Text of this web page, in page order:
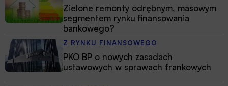
Zielone remonty odrębnym, masowym
segmentem rynku finansowania
bankowego?
Z RYNKU FINANSOWEGO
PKO BP o nowych zasadach
ustawowych w sprawach frankowych